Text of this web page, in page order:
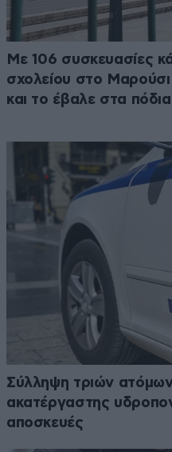
Με 106 συσκευασίες
σχολείου στο
και το έβαλε στα
Σύλληψη τριών
ακατέργαστης
αποσκευές